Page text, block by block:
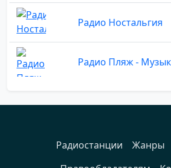
Радио Ностальгия
Радио Пляж -
Радиостанции Жанры